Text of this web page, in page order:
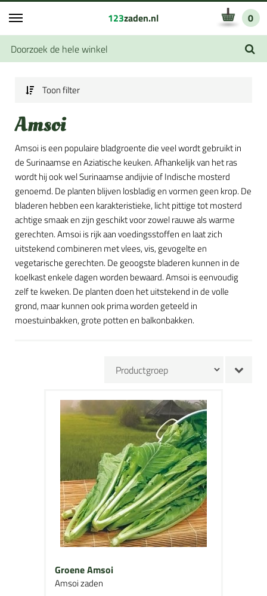
123zaden.nl 0
Toon filter
Amsoi
Amsoi is een populaire bladgroente die veel wordt gebruikt in
de Surinaamse en Aziatische keuken. Afhankelijk van het ras
wordt hij ook wel Surinaamse andijvie of Indische mosterd
genoemd. De planten blijven losbladig en vormen geen krop. De
bladeren hebben een karakteristieke, licht pittige tot mosterd
achtige smaak en zijn geschikt voor zowel rauwe als warme
gerechten. Amsoi is rijk aan voedingsstoffen en laat zich
uitstekend combineren met vlees, vis, gevogelte en
vegetarische gerechten. De geoogste bladeren kunnen in de
koelkast enkele dagen worden bewaard. Amsoi is eenvoudig
zelf te kweken. De planten doen het uitstekend in de volle
grond, maar kunnen ook prima worden geteeld in
moestuinbakken, grote potten en balkonbakken.
Groene Amsoi
Amsoi zaden